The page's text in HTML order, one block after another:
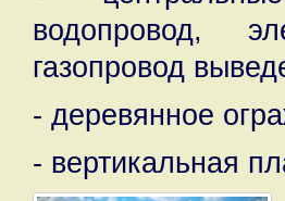
водопровод,
газопровод
- деревянное
- вертикальная